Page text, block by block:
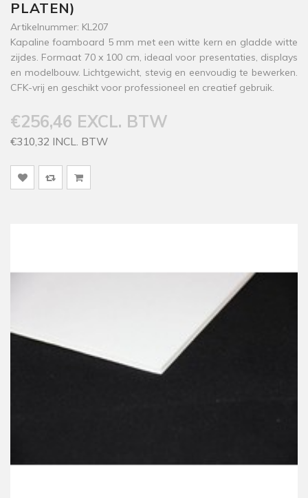
PLATEN)
Artikelnummer: KL207
Kapaline foamboard 5 mm met een witte kern en gladde witte
zijdes. Formaat 70 x 100 cm, ideaal voor presentaties, displays
en modelbouw. Lichtgewicht, stevig en eenvoudig te bewerken.
CFK-vrij en geschikt voor professioneel en creatief gebruik.
€256,46 EXCL. BTW
€310,32 INCL. BTW